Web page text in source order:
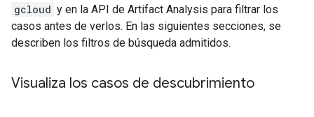
gcloud y en la API de Artifact Analysis para filtrar los
casos antes de verlos. En las siguientes secciones, se
describen los filtros de búsqueda admitidos.
Visualiza los casos de descubrimiento